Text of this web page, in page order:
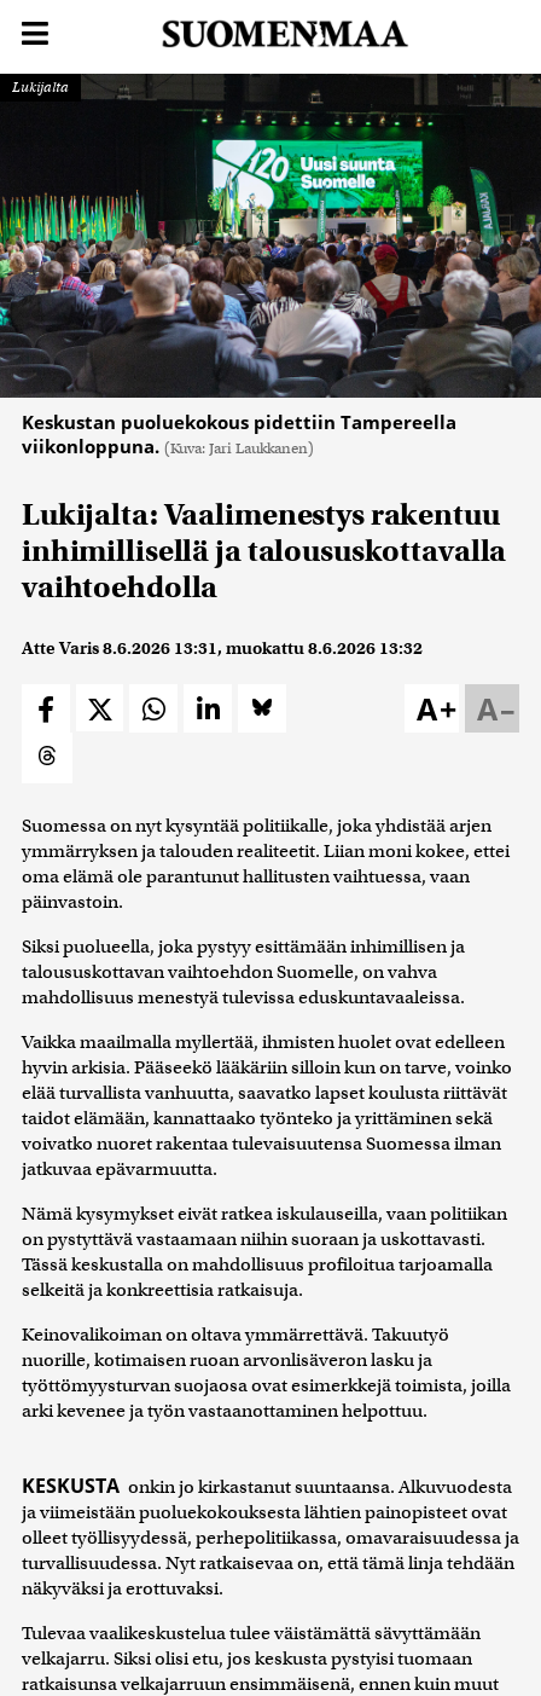
Lukijalta
Keskustan puoluekokous pidettiin Tampereella
viikonloppuna. (Kuva: Jari Laukkanen)
Lukijalta: Vaalimenestys rakentuu
inhimillisellä ja taloususkottavalla
vaihtoehdolla
Atte Varis8.6.2026 13:31, muokattu8.6.2026 13:32
A–
A+
Suomessa on nyt kysyntää politiikalle, joka yhdistää arjen
ymmärryksen ja talouden realiteetit. Liian moni kokee, ettei
oma elämä ole parantunut hallitusten vaihtuessa, vaan
päinvastoin.
Siksi puolueella, joka pystyy esittämään inhimillisen ja
taloususkottavan vaihtoehdon Suomelle, on vahva
mahdollisuus menestyä tulevissa eduskuntavaaleissa.
Vaikka maailmalla myllertää, ihmisten huolet ovat edelleen
hyvin arkisia. Pääseekö lääkäriin silloin kun on tarve, voinko
elää turvallista vanhuutta, saavatko lapset koulusta riittävät
taidot elämään, kannattaako työnteko ja yrittäminen sekä
voivatko nuoret rakentaa tulevaisuutensa Suomessa ilman
jatkuvaa epävarmuutta.
Nämä kysymykset eivät ratkea iskulauseilla, vaan politiikan
on pystyttävä vastaamaan niihin suoraan ja uskottavasti.
Tässä keskustalla on mahdollisuus profiloitua tarjoamalla
selkeitä ja konkreettisia ratkaisuja.
Keinovalikoiman on oltava ymmärrettävä. Takuutyö
nuorille, kotimaisen ruoan arvonlisäveron lasku ja
työttömyysturvan suojaosa ovat esimerkkejä toimista, joilla
arki kevenee ja työn vastaanottaminen helpottuu.
KESKUSTA onkin jo kirkastanut suuntaansa. Alkuvuodesta
ja viimeistään puoluekokouksesta lähtien painopisteet ovat
olleet työllisyydessä, perhepolitiikassa, omavaraisuudessa ja
turvallisuudessa. Nyt ratkaisevaa on, että tämä linja tehdään
näkyväksi ja erottuvaksi.
Tulevaa vaalikeskustelua tulee väistämättä sävyttämään
velkajarru. Siksi olisi etu, jos keskusta pystyisi tuomaan
ratkaisunsa velkajarruun ensimmäisenä, ennen kuin muut